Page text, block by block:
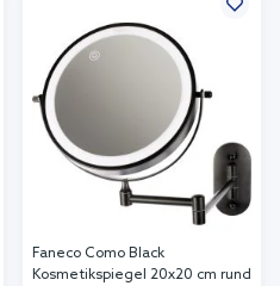
Faneco Como Black
Kosmetikspiegel 20x20 cm rund